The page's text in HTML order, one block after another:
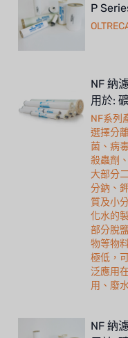
P
NF 納
用於:
NF系列
選擇分
菌、病
殺蟲劑
大部分
分鈉、
質及小
化水的
部分脫
物等物
極低，
泛應用
用、廢
NF 納